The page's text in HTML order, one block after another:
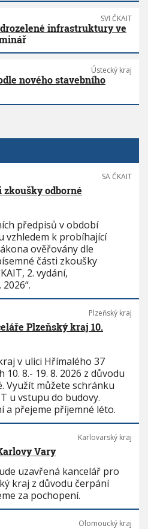
SVI ČKAIT
infrastruktury ve
Ústecký kraj
nového stavebního
SA ČKAIT
zkoušky odborné
předpisů v období
vzhledem k probíhající
ověřovány dle
části zkoušky
2. vydání,
Plzeňský kraj
Plzeňský kraj 10.
v ulici Hřímalého 37
8.- 19. 8. 2026 z důvodu
Využít můžete schránku
u vstupu do budovy.
a přejeme příjemné léto.
Karlovarský kraj
Vary
uzavřená kancelář pro
kraj z důvodu čerpání
za pochopení.
Olomoucký kraj